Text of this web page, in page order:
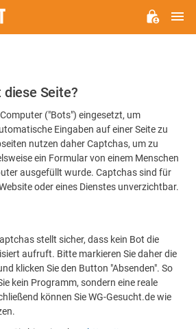
Seite?
("Bots") eingesetzt, um
Eingaben auf einer Seite zu
nutzen daher Captchas, um zu
ein Formular von einem Menschen
ausgefüllt wurde. Captchas sind für
oder eines Dienstes unverzichtbar.
stellt sicher, dass kein Bot die
aufruft. Bitte markieren Sie daher die
klicken Sie den Button "Absenden". So
kein Programm, sondern eine reale
können Sie WG-Gesucht.de wie